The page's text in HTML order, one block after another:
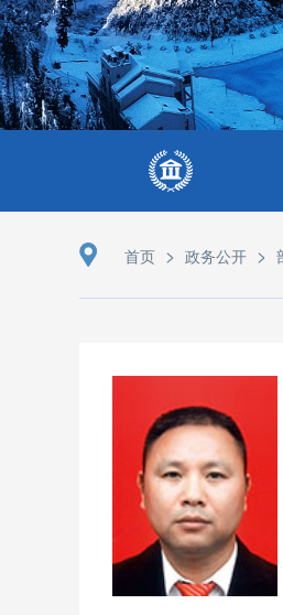
首页 > 政务公开 >